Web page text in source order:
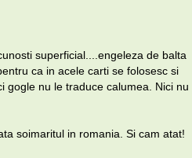
superficial....engeleza de balta
ca in acele carti se folosesc si
gogle nu le traduce calumea. Nici nu
soimaritul in romania. Si cam atat!